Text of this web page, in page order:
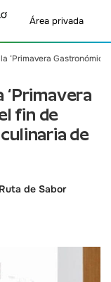
Área privada
‘Primavera
fin de
de
de Sabor